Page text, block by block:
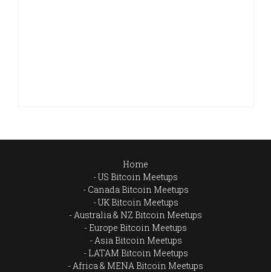
Home
US Bitcoin Meetups
Canada Bitcoin Meetups
UK Bitcoin Meetups
Australia & NZ Bitcoin Meetups
Europe Bitcoin Meetups
Asia Bitcoin Meetups
LATAM Bitcoin Meetups
Africa & MENA Bitcoin Meetups